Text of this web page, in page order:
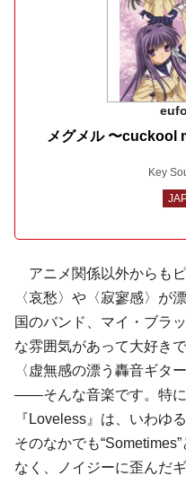
メグメル 〜cuckool
Key
アニメ関係以外からも
〈哀愁〉や〈寂寥感〉が
国のバンド、 マイ・ブラ
な雰囲気があって大好き
〈虚無感の漂う轟音ギタ
――そんな音楽です。特に
『Loveless』は、いわゆ
そのなかでも
なく、ノイジーに歪んだ